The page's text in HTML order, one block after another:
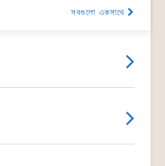
সবগুলো একসাথে